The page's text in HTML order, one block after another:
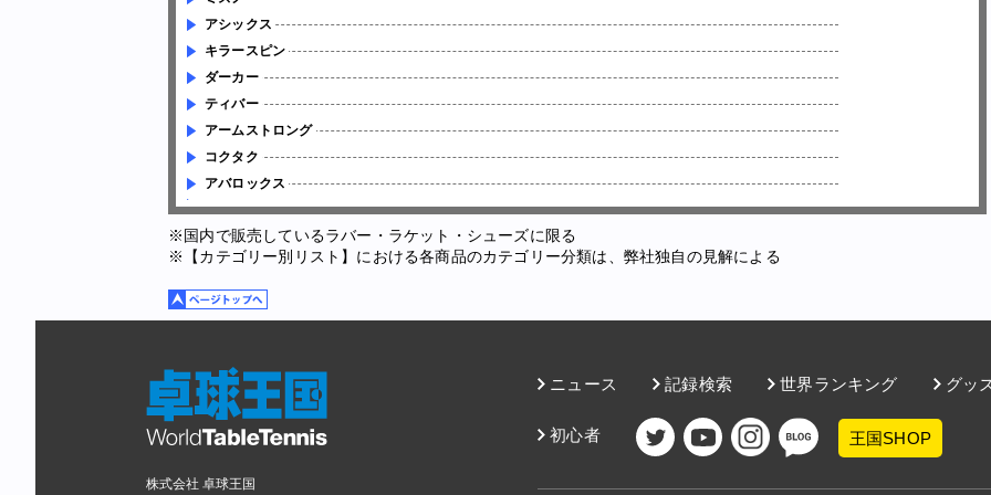
アシックス
キラースピン
ダーカー
ティバー
アームストロング
コクタク
アバロックス
※国内で販売しているラバー・ラケット・シューズに限る
※【カテゴリー別リスト】における各商品のカテゴリー分類は、弊社独自の見解による
ニュース 記録検索 世界ランキング グッ
初心者 王国SHOP
株式会社 卓球王国